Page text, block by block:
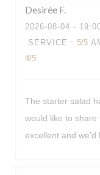
Desirée F
2026-08-04 -
SERVICE : 5/5
4/5
The starter salad
would like to
excellent and